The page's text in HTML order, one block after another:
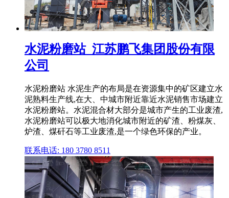
水泥粉磨站_江苏鹏飞集团股份有限
公司
水泥粉磨站 水泥生产的布局是在资源集中的矿区建立水
泥熟料生产线,在大、中城市附近靠近水泥销售市场建立
水泥粉磨站。水泥混合材大部分是城市产生的工业废渣,
水泥粉磨站可以极大地消化城市附近的矿渣、粉煤灰、
炉渣、煤矸石等工业废渣,是一个绿色环保的产业。
联系电话: 180 3780 8511